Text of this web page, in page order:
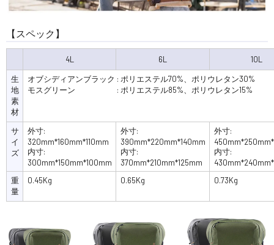
【スペック】
4L 6L
10L
生
地
素
材
オブシディアンブラック : ポリエステル70%、ポリウレタン30%
モスグリーン : ポリエステル85%、ポリウレタン15%
サ
イ
ズ
外寸:
320mm*160mm*110mm
内寸:
300mm*150mm*100mm
外寸:
390mm*220mm*140mm
内寸:
370mm*210mm*125mm
外寸:
内寸:
重
量
0.45Kg 0.65Kg 0.73Kg